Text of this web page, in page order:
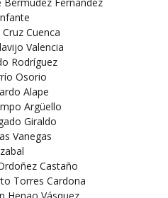
Cuenca
Valencia
Rodríguez
Osorio
Alape
Argüello
Giraldo
Vanegas
Castaño
Torres Cardona